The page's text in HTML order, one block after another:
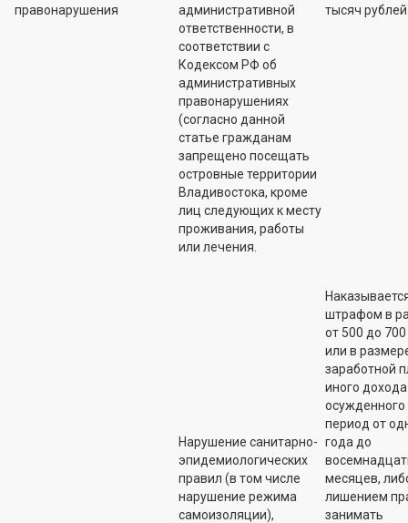
правонарушения
административной
ответственности, в
соответствии с
Кодексом РФ об
административных
правонарушениях
(согласно данной
статье гражданам
запрещено посещать
островные территории
Владивостока, кроме
лиц следующих к месту
проживания, работы
или лечения.
тысяч
Нарушение санитарно-
эпидемиологических
правил (в том числе
нарушение режима
самоизоляции),
штрафом в
от 500 до 700
или в
заработной
иного дохода
осужденного
период от
года до
месяцев,
лишением
занимать